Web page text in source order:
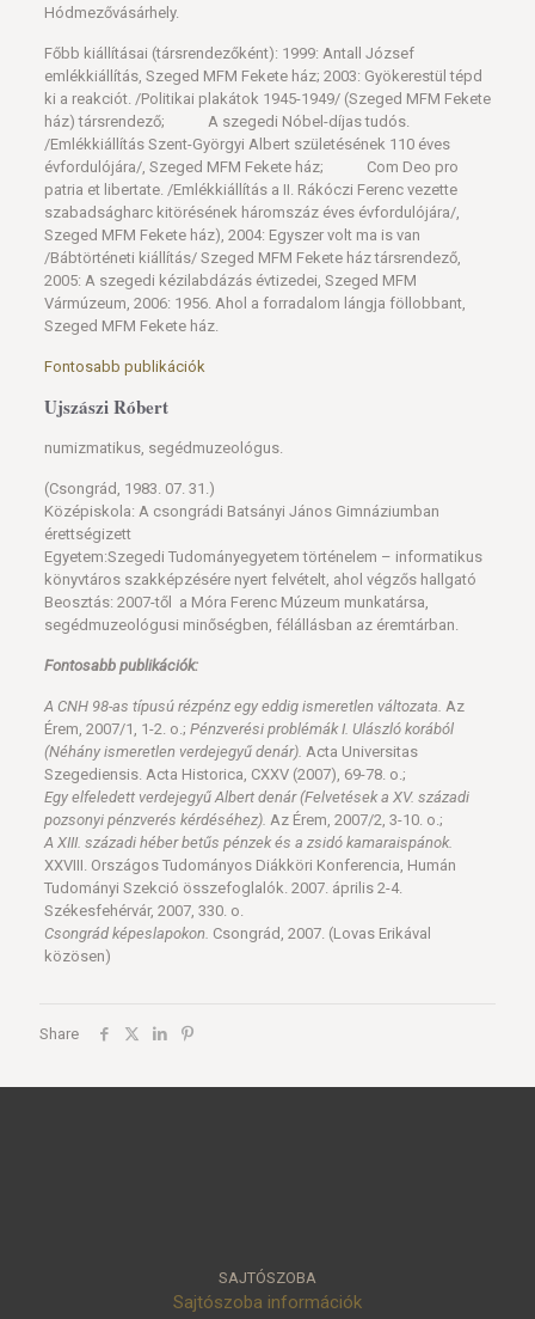
Hódmezővásárhely.
Főbb kiállításai (társrendezőként): 1999: Antall József
emlékkiállítás, Szeged MFM Fekete ház; 2003: Gyökerestül tépd
ki a reakciót. /Politikai plakátok 1945-1949/ (Szeged MFM Fekete
ház) társrendező; A szegedi Nóbel-díjas tudós.
/Emlékkiállítás Szent-Györgyi Albert születésének 110 éves
évfordulójára/, Szeged MFM Fekete ház; Com Deo pro
patria et libertate. /Emlékkiállítás a II. Rákóczi Ferenc vezette
szabadságharc kitörésének háromszáz éves évfordulójára/,
Szeged MFM Fekete ház), 2004: Egyszer volt ma is van
/Bábtörténeti kiállítás/ Szeged MFM Fekete ház társrendező,
2005: A szegedi kézilabdázás évtizedei, Szeged MFM
Vármúzeum, 2006: 1956. Ahol a forradalom lángja föllobbant,
Szeged MFM Fekete ház.
Fontosabb publikációk
Ujszászi Róbert
numizmatikus, segédmuzeológus.
(Csongrád, 1983. 07. 31.)
Középiskola: A csongrádi Batsányi János Gimnáziumban
érettségizett
Egyetem:Szegedi Tudományegyetem történelem – informatikus
könyvtáros szakképzésére nyert felvételt, ahol végzős hallgató
Beosztás: 2007-től a Móra Ferenc Múzeum munkatársa,
segédmuzeológusi minőségben, félállásban az éremtárban.
Fontosabb publikációk:
A CNH 98-as típusú rézpénz egy eddig ismeretlen változata. Az
Érem, 2007/1, 1-2. o.; Pénzverési problémák I. Ulászló korából
(Néhány ismeretlen verdejegyű denár). Acta Universitas
Szegediensis. Acta Historica, CXXV (2007), 69-78. o.;
Egy elfeledett verdejegyű Albert denár (Felvetések a XV. századi
pozsonyi pénzverés kérdéséhez). Az Érem, 2007/2, 3-10. o.;
A XIII. századi héber betűs pénzek és a zsidó kamaraispánok.
XXVIII. Országos Tudományos Diákköri Konferencia, Humán
Tudományi Szekció összefoglalók. 2007. április 2-4.
Székesfehérvár, 2007, 330. o.
Csongrád képeslapokon. Csongrád, 2007. (Lovas Erikával
közösen)
Share
SAJTÓSZOBA
Sajtószoba információk